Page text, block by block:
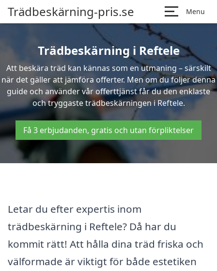
Trädbeskärning-pris.se Menu
Trädbeskärning i Reftele
Att beskära träd kan kännas som en utmaning – särskilt
när det gäller att jämföra offerter. Men om du följer denna
guide och använder vår offerttjänst får du den enklaste
och tryggaste trädbeskärningen i Reftele.
Få 3 erbjudanden, gratis och utan förpliktelser
Letar du efter expertis inom
trädbeskärning i Reftele? Då har du
kommit rätt! Att hålla dina träd friska och
välformade är viktigt för både estetiken